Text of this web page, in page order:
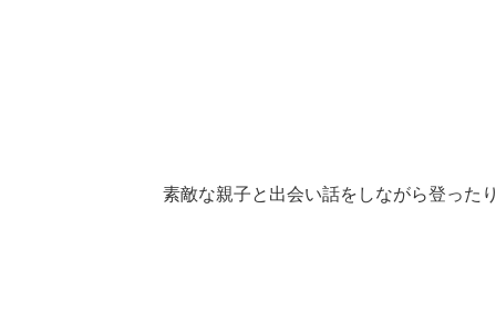
素敵な親子と出会い話をしながら登った